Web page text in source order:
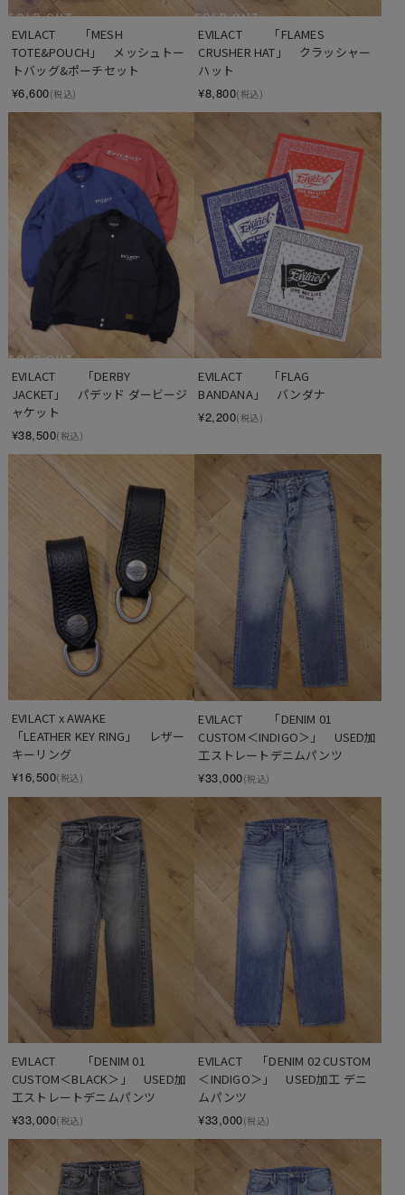
SOLD OUT
EVILACT　　「MESH
TOTE&POUCH」　メッシュトー
トバッグ&ポーチセット
¥6,600(税込)
SOLD OUT
EVILACT 　　「FLAMES
CRUSHER HAT」　クラッシャー
ハット
¥8,800(税込)
SOLD OUT
EVILACT 　　「DERBY
JACKET」　パデッド ダービージ
ャケット
¥38,500(税込)
EVILACT 　　「FLAG
BANDANA」　バンダナ
¥2,200(税込)
EVILACT x AWAKE
「LEATHER KEY RING」　レザー
キーリング
¥16,500(税込)
EVILACT 　　「DENIM 01
CUSTOM＜INDIGO＞」　USED加
工ストレートデニムパンツ
¥33,000(税込)
EVILACT 　　「DENIM 01
CUSTOM＜BLACK＞」　USED加
工ストレートデニムパンツ
¥33,000(税込)
EVILACT 　「DENIM 02 CUSTOM
＜INDIGO＞」　USED加工 デニ
ムパンツ
¥33,000(税込)